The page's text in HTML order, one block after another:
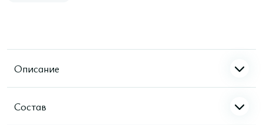
Описание
Состав